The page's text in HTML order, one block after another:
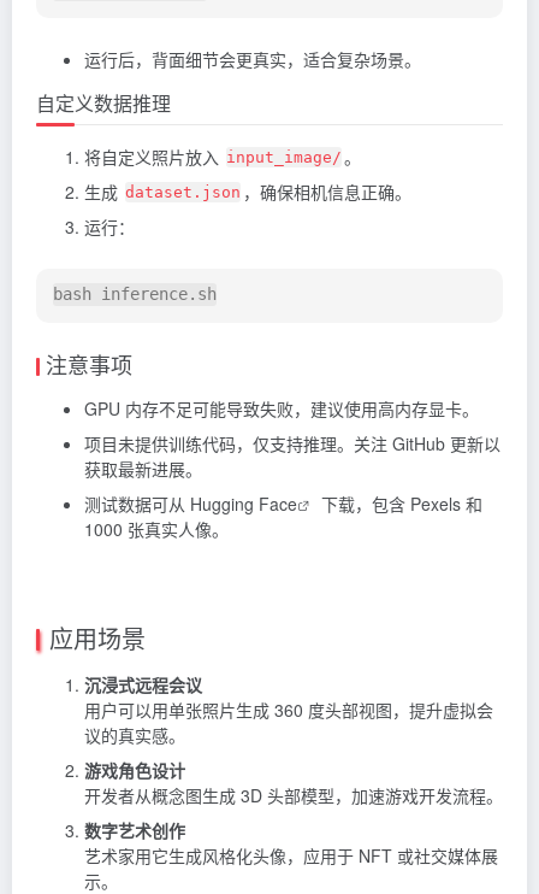
运行后，背面细节会更真实，适合复杂场景。
自定义数据推理
将自定义照片放入 input_image/ 。
生成 dataset.json ，确保相机信息正确。
运行：
注意事项
GPU 内存不足可能导致失败，建议使用高内存显卡。
项目未提供训练代码，仅支持推理。关注 GitHub 更新以
获取最新进展。
测试数据可从 Hugging Face
下载，包含 Pexels 和
1000 张真实人像。
应用场景
沉浸式远程会议
用户可以用单张照片生成 360 度头部视图，提升虚拟会
议的真实感。
游戏角色设计
开发者从概念图生成 3D 头部模型，加速游戏开发流程。
数字艺术创作
艺术家用它生成风格化头像，应用于 NFT 或社交媒体展
示。